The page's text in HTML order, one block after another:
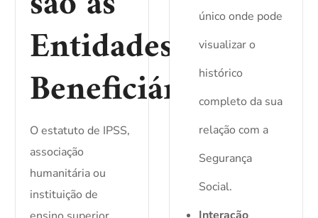
Entidades
Beneficiárias?
O estatuto de IPSS,
associação
humanitária ou
instituição de
único onde pode
visualizar o
histórico
completo da sua
relação com a
Segurança
Social.